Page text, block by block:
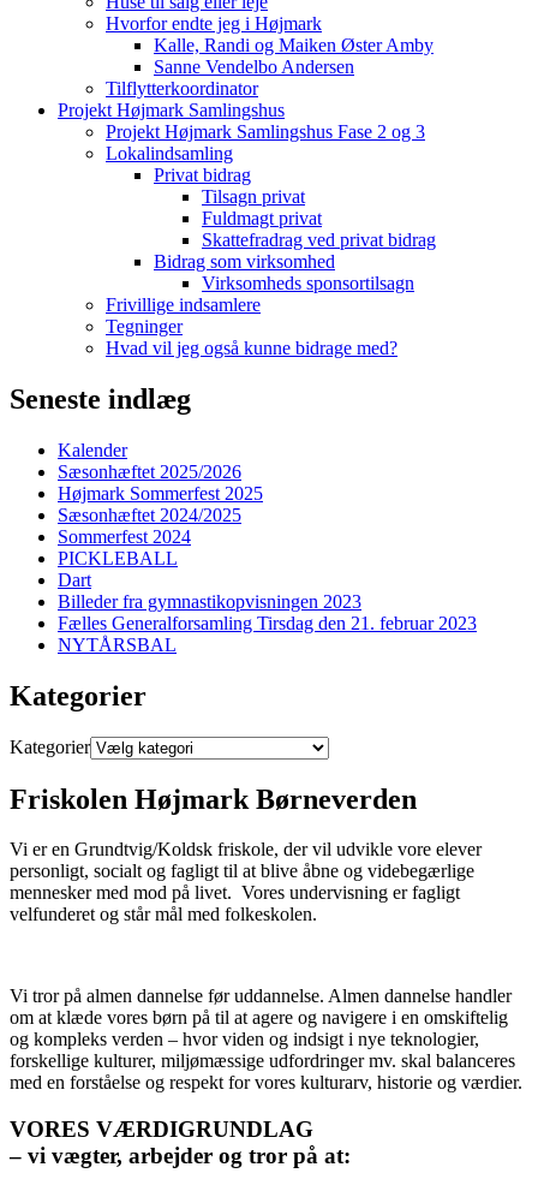
Hvorfor endte jeg i Højmark
Kalle, Randi og Maiken Øster Amby
Sanne Vendelbo Andersen
Tilflytterkoordinator
Projekt Højmark Samlingshus
Projekt Højmark Samlingshus Fase 2 og 3
Lokalindsamling
Privat bidrag
Tilsagn privat
Fuldmagt privat
Skattefradrag ved privat bidrag
Bidrag som virksomhed
Virksomheds sponsortilsagn
Frivillige indsamlere
Tegninger
Hvad vil jeg også kunne bidrage med?
Seneste indlæg
Kalender
Sæsonhæftet 2025/2026
Højmark Sommerfest 2025
Sæsonhæftet 2024/2025
Sommerfest 2024
PICKLEBALL
Dart
Billeder fra gymnastikopvisningen 2023
Fælles Generalforsamling Tirsdag den 21. februar 2023
NYTÅRSBAL
Kategorier
Kategorier
Friskolen Højmark Børneverden
Vi er en Grundtvig/Koldsk friskole, der vil udvikle vore elever
personligt, socialt og fagligt til at blive åbne og videbegærlige
mennesker med mod på livet. Vores undervisning er fagligt
velfunderet og står mål med folkeskolen.
Vi tror på almen dannelse før uddannelse. Almen dannelse handler
om at klæde vores børn på til at agere og navigere i en omskiftelig
og kompleks verden – hvor viden og indsigt i nye teknologier,
forskellige kulturer, miljømæssige udfordringer mv. skal balanceres
med en forståelse og respekt for vores kulturarv, historie og værdier.
VORES VÆRDIGRUNDLAG
– vi vægter, arbejder og tror på at: